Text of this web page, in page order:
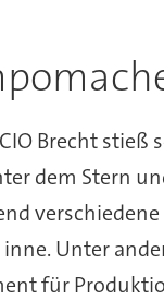
Brecht stieß
dem Stern
Unter
für